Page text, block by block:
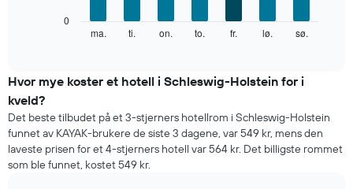
et
rom
Diagrammet
for
rom
for
hver
ukedag
Diagrammets
ma. ti. on. to. fr. lø. sø.
0
Hvor mye koster et hotell i Schleswig-Holstein for i
kveld?
Det beste tilbudet på et 3-stjerners hotellrom i Schleswig-Holstein
funnet av KAYAK-brukere de siste 3 dagene, var 549 kr, mens den
laveste prisen for et 4-stjerners hotell var 564 kr. Det billigste rommet
som ble funnet, kostet 549 kr.